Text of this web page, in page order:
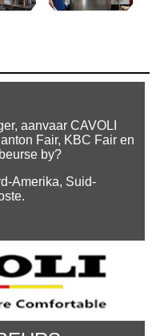
aanvaar CAVOLI
Fair, KBC Fair en
by?
Amerika, Suid-